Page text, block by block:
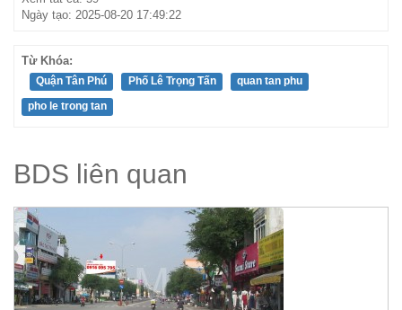
Ngày tạo: 2025-08-20 17:49:22
Từ Khóa:
Quận Tân Phú Phố Lê Trọng Tấn
quan tan phu
pho le trong tan
BDS liên quan